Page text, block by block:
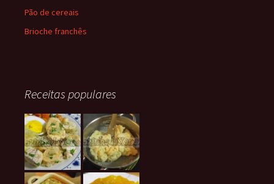
Pão de cereais
Brioche franchês
Receitas populares